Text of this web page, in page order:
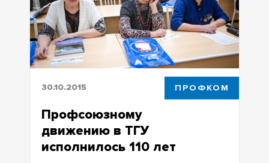
30.10.2015 ПРОФКОМ
Профсоюзному
движению в ТГУ
исполнилось 110 лет